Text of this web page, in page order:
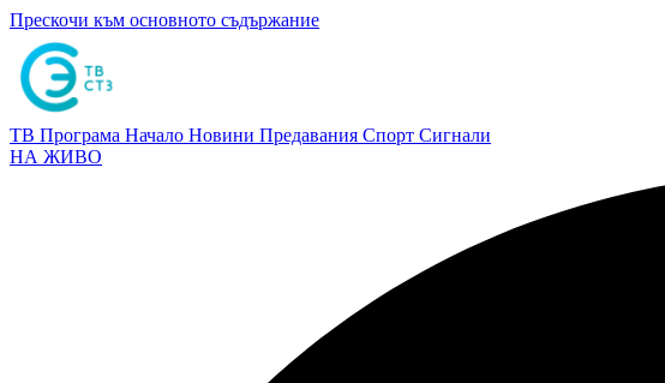
Прескочи към основното съдържание
ТВ Програма Начало Новини Предавания Спорт Сигнали
НА ЖИВО